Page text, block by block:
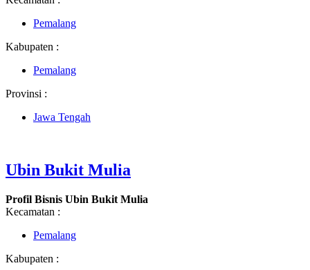
Pemalang
Kabupaten :
Pemalang
Provinsi :
Jawa Tengah
Ubin Bukit Mulia
Profil Bisnis Ubin Bukit Mulia
Kecamatan :
Pemalang
Kabupaten :